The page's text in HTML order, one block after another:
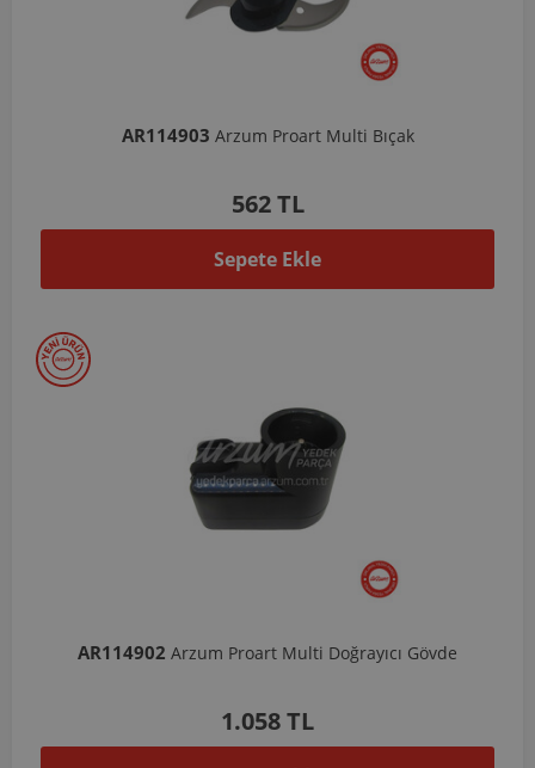
AR114903 Arzum Proart Multi Bıçak
562 TL
Sepete Ekle
AR114902 Arzum Proart Multi Doğrayıcı Gövde
1.058 TL